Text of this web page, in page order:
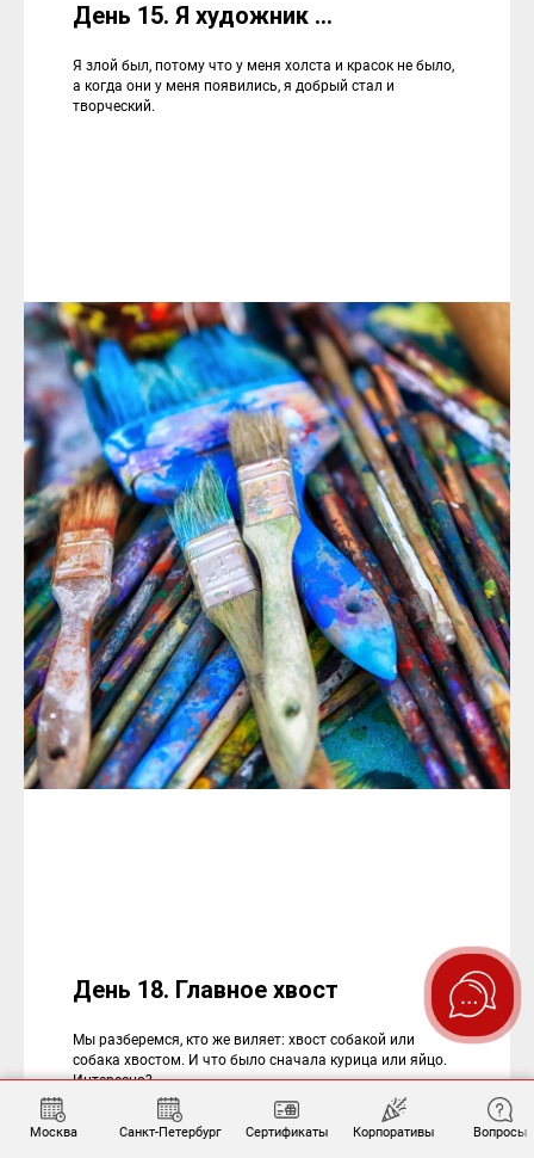
Москва Санкт-Петербург Сертификаты Корпоративы Вопросы
День 15. Я художник ...
Я злой был, потому что у меня холста и красок не было,
а когда они у меня появились, я добрый стал и
творческий.
День 18. Главное хвост
Мы разберемся, кто же виляет: хвост собакой или
собака хвостом. И что было сначала курица или яйцо.
Интересно?